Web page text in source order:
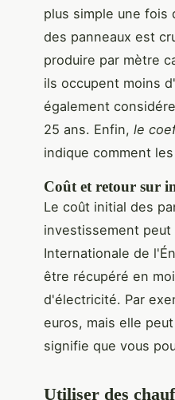
plus simple une fois
des panneaux est
produire par mètre
ils occupent moins
également
25 ans. Enfin, le
indique comment
Coût et retour sur
Le coût initial des
investissement
Internationale de
être récupéré en
d'électricité. Par
euros, mais elle
signifie que vous
Utiliser des